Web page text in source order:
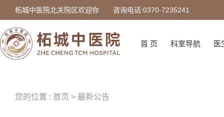
柘城中医院北关院区欢迎你 咨询电话:0370-7235241
首 页 科室导航 医
您的位置 : 首页 > 最新公告